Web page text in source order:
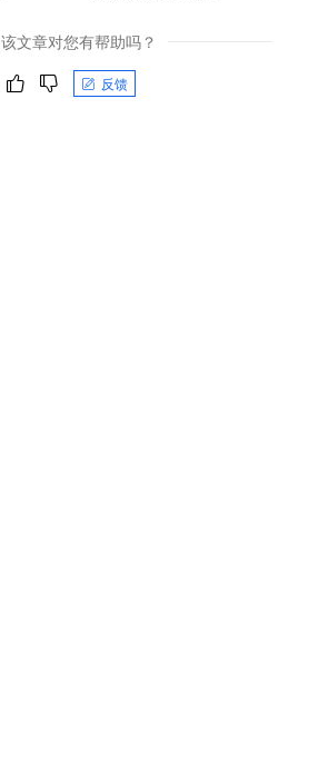
该文章对您有帮助吗？
反馈